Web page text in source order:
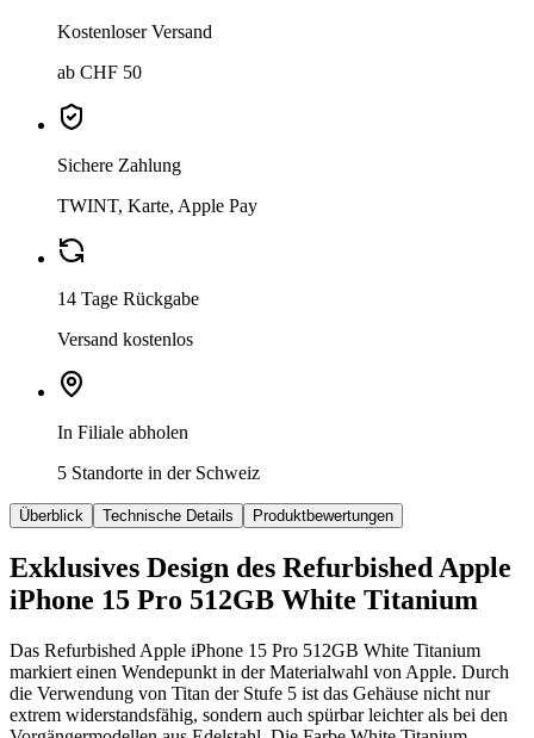
Kostenloser Versand
ab CHF 50
Sichere Zahlung
TWINT, Karte, Apple Pay
14 Tage Rückgabe
Versand kostenlos
In Filiale abholen
5 Standorte in der Schweiz
Überblick Technische Details Produktbewertungen
Exklusives Design des Refurbished Apple
iPhone 15 Pro 512GB White Titanium
Das Refurbished Apple iPhone 15 Pro 512GB White Titanium
markiert einen Wendepunkt in der Materialwahl von Apple. Durch
die Verwendung von Titan der Stufe 5 ist das Gehäuse nicht nur
extrem widerstandsfähig, sondern auch spürbar leichter als bei den